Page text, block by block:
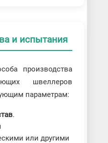
и испытания
производства
швеллеров
параметрам:
.
или другими